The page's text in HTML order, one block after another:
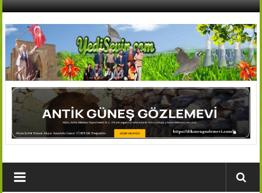
İçeriğe
AFŞİN
YEDİSEVİN
HABER
Köyleri